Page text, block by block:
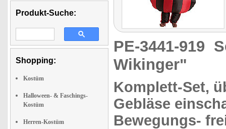
Produkt-Suche:
Shopping:
Kostüm
Halloween- & Faschings-
Kostüm
Herren-Kostüm
PE-3441-919
Wikinger"
Komplett-Set,
Gebläse
Bewegungs-